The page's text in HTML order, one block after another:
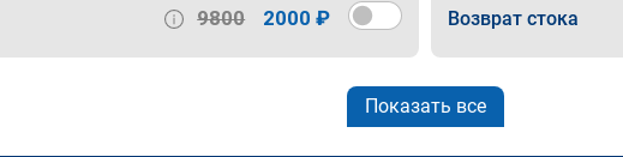
9800 2000 ₽ Возврат стока
Показать все